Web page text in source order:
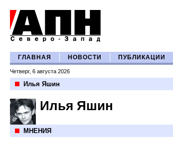
ГЛАВНАЯ НОВОСТИ ПУБЛИКАЦИИ
Четверг, 6 августа 2026
Илья Яшин
Илья Яшин
МНЕНИЯ